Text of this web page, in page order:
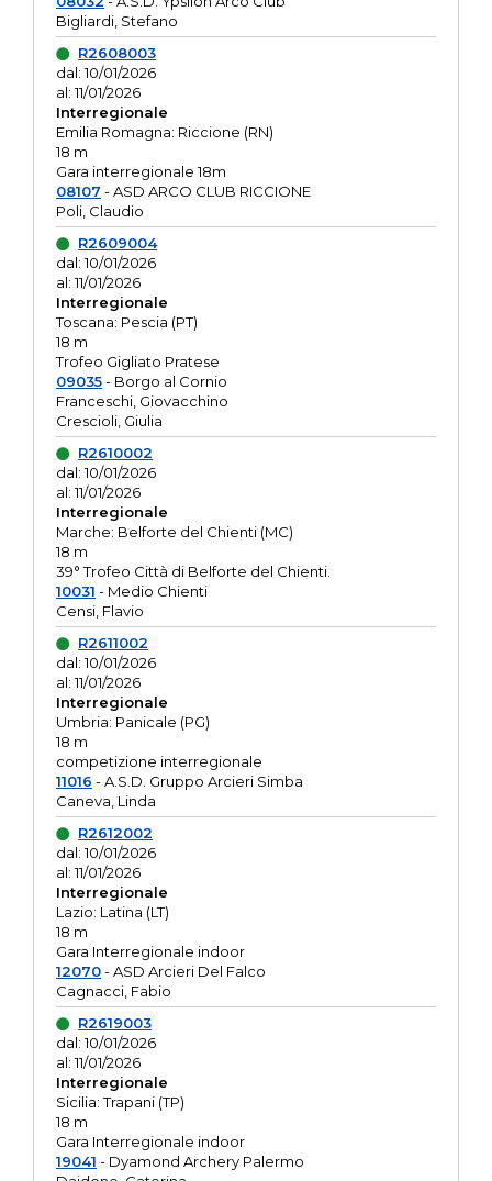
Bigliardi, Stefano
R2608003
dal: 10/01/2026
al: 11/01/2026
Interregionale
Emilia Romagna: Riccione (RN)
18 m
Gara interregionale 18m
08107 - ASD ARCO CLUB RICCIONE
Poli, Claudio
R2609004
dal: 10/01/2026
al: 11/01/2026
Interregionale
Toscana: Pescia (PT)
18 m
Trofeo Gigliato Pratese
09035- Borgo al Cornio
Franceschi, Giovacchino
Crescioli, Giulia
R2610002
dal: 10/01/2026
al: 11/01/2026
Interregionale
Marche: Belforte del Chienti (MC)
18 m
39° Trofeo Città di Belforte del Chienti.
10031 - Medio Chienti
Censi, Flavio
R2611002
dal: 10/01/2026
al: 11/01/2026
Interregionale
Umbria: Panicale (PG)
18 m
competizione interregionale
11016 - A.S.D. Gruppo Arcieri Simba
Caneva, Linda
R2612002
dal: 10/01/2026
al: 11/01/2026
Interregionale
Lazio: Latina (LT)
18 m
Gara Interregionale indoor
12070- ASD Arcieri Del Falco
Cagnacci, Fabio
R2619003
dal: 10/01/2026
al: 11/01/2026
Interregionale
Sicilia: Trapani (TP)
18 m
Gara Interregionale indoor
19041 - Dyamond Archery Palermo